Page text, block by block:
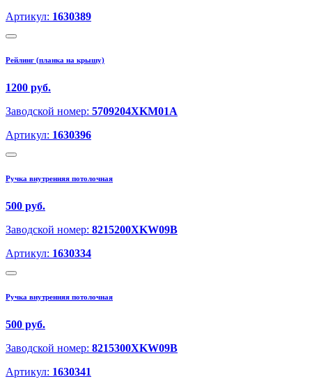
Артикул: 1630389
Рейлинг (планка на крышу)
1200 руб.
Заводской номер: 5709204XKM01A
Артикул: 1630396
Ручка внутренняя потолочная
500 руб.
Заводской номер: 8215200XKW09B
Артикул: 1630334
Ручка внутренняя потолочная
500 руб.
Заводской номер: 8215300XKW09B
Артикул: 1630341